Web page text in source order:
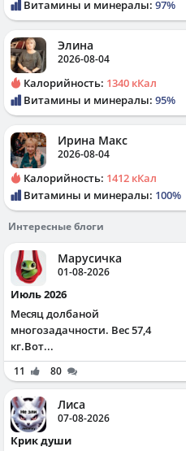
Витамины и минералы: 97%
Элина
2026-08-04
Калорийность: 1340 кКал
Витамины и минералы: 95%
Ирина Макс
2026-08-04
Калорийность: 1412 кКал
Витамины и минералы: 100%
Интересные блоги
Марусичка
01-08-2026
Июль 2026
Месяц долбаной
многозадачности. Вес 57,4
кг.Вот...
11 80
Лиса
07-08-2026
Крик души